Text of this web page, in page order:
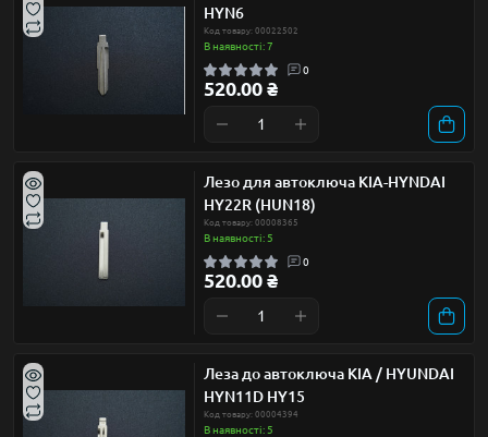
HYN6
Код товару: 00022502
В наявності: 7
0
520.00 ₴
Лезо для автоключа KIA-HYNDAI
HY22R (HUN18)
Код товару: 00008365
В наявності: 5
0
520.00 ₴
Леза до автоключа KIA / HYUNDAI
HYN11D HY15
Код товару: 00004394
В наявності: 5